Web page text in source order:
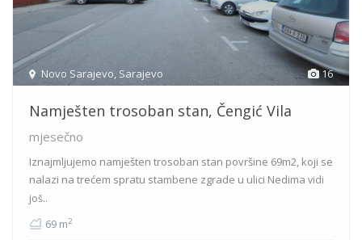
16
Novo Sarajevo, Sarajevo
Namješten trosoban stan, Čengić Vila
mjesečno
Iznajmljujemo namješten trosoban stan površine 69m2, koji se
nalazi na trećem spratu stambene zgrade u ulici Nedima vidi
još..
69 m2